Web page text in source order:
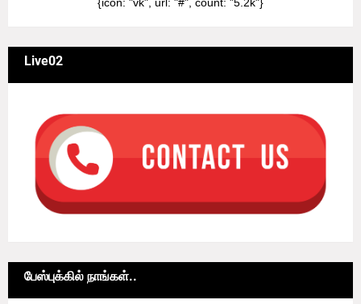
Live02
பேஸ்புக்கில் நாங்கள்..